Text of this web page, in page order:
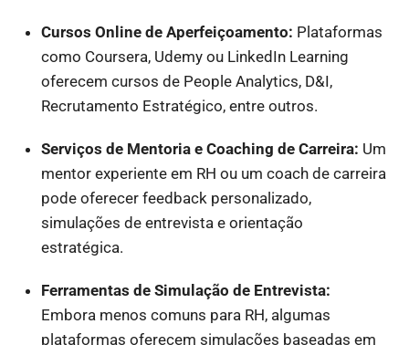
Cursos Online de Aperfeiçoamento: Plataformas
como Coursera, Udemy ou LinkedIn Learning
oferecem cursos de People Analytics, D&I,
Recrutamento Estratégico, entre outros.
Serviços de Mentoria e Coaching de Carreira: Um
mentor experiente em RH ou um coach de carreira
pode oferecer feedback personalizado,
simulações de entrevista e orientação
estratégica.
Ferramentas de Simulação de Entrevista:
Embora menos comuns para RH, algumas
plataformas oferecem simulações baseadas em